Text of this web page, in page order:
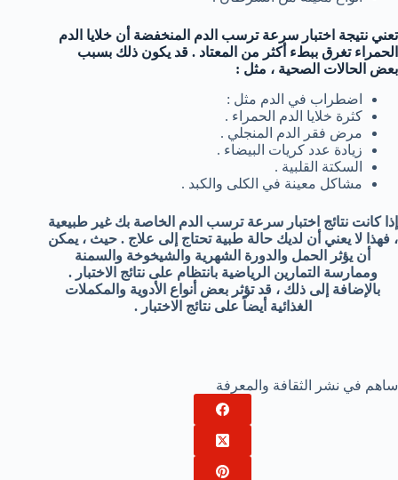
تعني نتيجة اختبار سرعة ترسب الدم المنخفضة أن خلايا الدم
الحمراء تغرق ببطء أكثر من المعتاد . قد يكون ذلك بسبب
بعض الحالات الصحية ، مثل :
اضطراب في الدم مثل :
كثرة خلايا الدم الحمراء .
مرض فقر الدم المنجلي .
زيادة عدد كريات البيضاء .
السكتة القلبية .
مشاكل معينة في الكلى والكبد .
إذا كانت نتائج اختبار سرعة ترسب الدم الخاصة بك غير طبيعية
، فهذا لا يعني أن لديك حالة طبية تحتاج إلى علاج . حيث ، يمكن
أن يؤثر الحمل والدورة الشهرية والشيخوخة والسمنة
وممارسة التمارين الرياضية بانتظام على نتائج الاختبار .
بالإضافة إلى ذلك ، قد تؤثر بعض أنواع الأدوية والمكملات
الغذائية أيضاً على نتائج الاختبار .
ساهم في نشر الثقافة والمعرفة